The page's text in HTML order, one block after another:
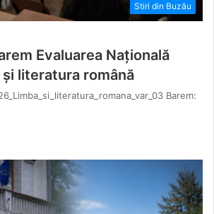
Stiri din Buzău
Evaluarea Națională
și literatura română
Barem: